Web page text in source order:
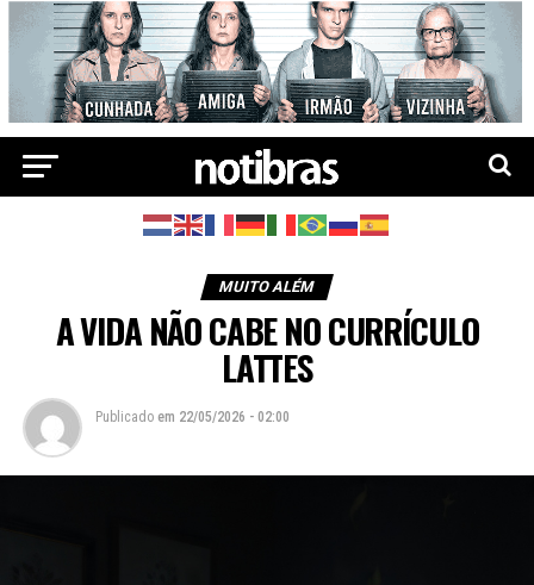
MUITO ALÉM
A VIDA NÃO CABE NO CURRÍCULO
LATTES
Publicado em 22/05/2026 - 02:00